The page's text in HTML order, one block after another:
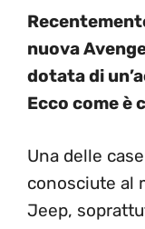
nuova
dotata di
Ecco come è
Una delle
conosciute al
Jeep,